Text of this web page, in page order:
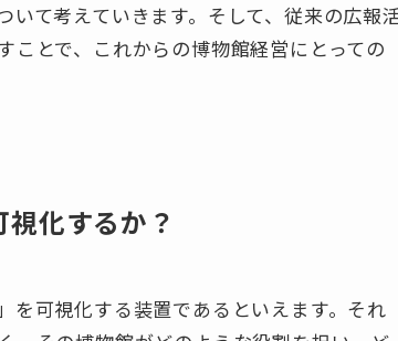
て考えていきます。そして、従来の広報
とで、これからの博物館経営にとっての
化するか？
を可視化する装置であるといえます。それ